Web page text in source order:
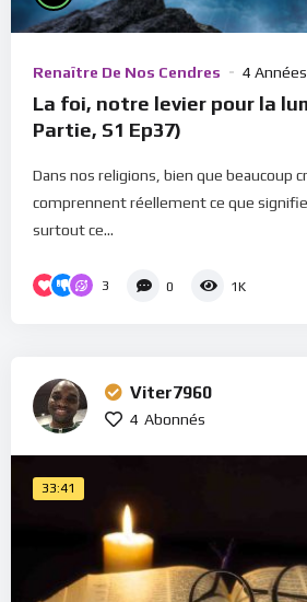
Renaître De Nos Cendres 4
La foi, notre levier pour la
Partie, S1 Ep37)
Dans nos religions, bien que beaucoup
comprennent réellement ce que
surtout ce...
3 0 1K
Viter7960
4 Abonnés
33:41